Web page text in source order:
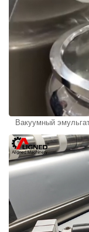
Вакуумный